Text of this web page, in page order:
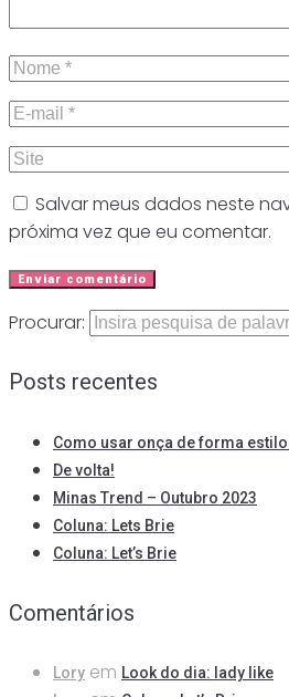
Salvar meus dados neste
próxima vez que eu comentar.
Procurar:
Posts recentes
Como usar onça de forma
De volta!
Minas Trend – Outubro 2023
Coluna: Lets Brie
Coluna: Let’s Brie
Comentários
Lory em Look do dia: lady like